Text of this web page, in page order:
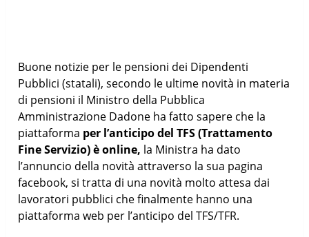
Buone notizie per le pensioni dei Dipendenti
Pubblici (statali), secondo le ultime novità in materia
di pensioni il Ministro della Pubblica
Amministrazione Dadone ha fatto sapere che la
piattaforma per l’anticipo del TFS (Trattamento
Fine Servizio) è online, la Ministra ha dato
l’annuncio della novità attraverso la sua pagina
facebook, si tratta di una novità molto attesa dai
lavoratori pubblici che finalmente hanno una
piattaforma web per l’anticipo del TFS/TFR.